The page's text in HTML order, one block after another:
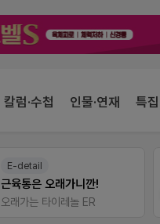
칼럼·수첩 인물·연재 특집
E-detail
근육통은 오래가니깐!
오래가는 타이레놀 ER